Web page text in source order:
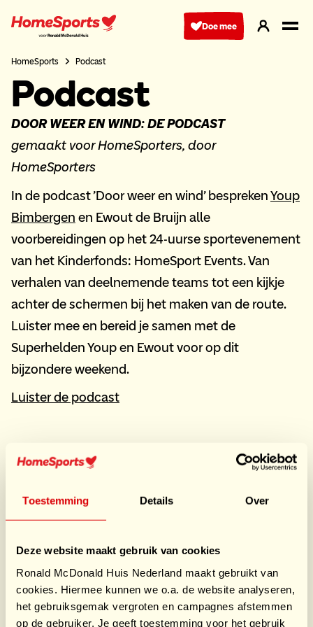
Toestemming Details Over
Deze website maakt gebruik van cookies
Ronald McDonald Huis Nederland maakt gebruikt van
cookies. Hiermee kunnen we o.a. de website analyseren,
het gebruiksgemak vergroten en campagnes afstemmen
op de gebruiker. Je geeft toestemming voor het gebruik
naar
hoofdnavigatie
Doe mee
HomeSports Podcast
Podcast
DOOR WEER EN WIND: DE PODCAST
gemaakt voor HomeSporters, door
HomeSporters
In de podcast 'Door weer en wind' besprekenYoup
Bimbergen en Ewout de Bruijn alle
voorbereidingen op het 24-uurse sportevenement
van het Kinderfonds: HomeSport Events. Van
verhalen van deelnemende teams tot een kijkje
achter de schermen bij het maken van de route.
Luister mee en bereid je samen met de
Superhelden Youp en Ewout voor op dit
bijzondere weekend.
Luister de podcast